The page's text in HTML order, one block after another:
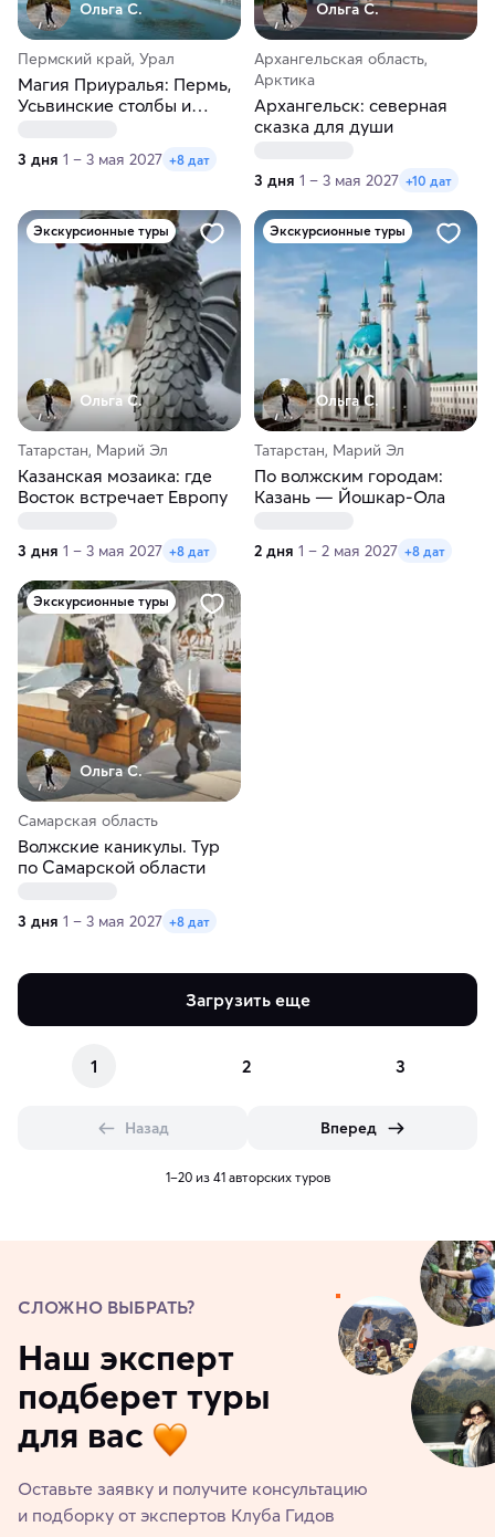
Ольга С.
Пермский край, Урал
Магия Приуралья: Пермь,
Усьвинские столбы и
3 дня 1 – 3 мая 2027 +8 дат
Ольга С.
Архангельская область,
Арктика
Архангельск: северная
сказка для души
3 дня 1 – 3 мая 2027 +10 дат
Экскурсионные туры
Ольга С.
Татарстан, Марий Эл
Казанская мозаика: где
Восток встречает Европу
3 дня 1 – 3 мая 2027 +8 дат
Экскурсионные туры
Ольга С.
Татарстан, Марий Эл
По волжским городам:
Казань — Йошкар‑Ола
2 дня 1 – 2 мая 2027 +8 дат
Экскурсионные туры
Ольга С.
Самарская область
Волжские каникулы. Тур
по Самарской области
3 дня 1 – 3 мая 2027 +8 дат
Загрузить еще
1 2 3
Назад Вперед
1–20 из 41 авторских туров
СЛОЖНО ВЫБРАТЬ?
Наш эксперт
подберет туры
для вас
Оставьте заявку и получите консультацию
и подборку от экспертов Клуба Гидов